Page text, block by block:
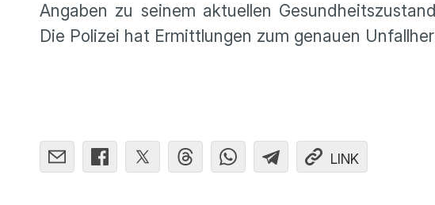
Angaben zu seinem aktuellen
Die Polizei hat Ermittlungen zum genauen
LINK